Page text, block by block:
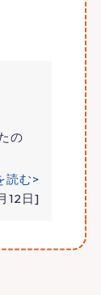
の
読む>
12日]